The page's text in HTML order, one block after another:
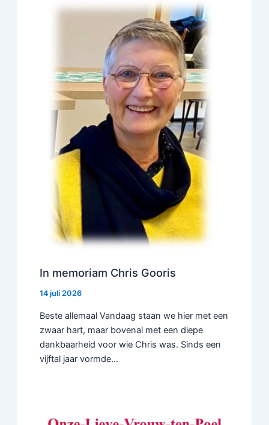
In memoriam Chris Gooris
14 juli 2026
Beste allemaal Vandaag staan we hier met een
zwaar hart, maar bovenal met een diepe
dankbaarheid voor wie Chris was. Sinds een
vijftal jaar vormde…